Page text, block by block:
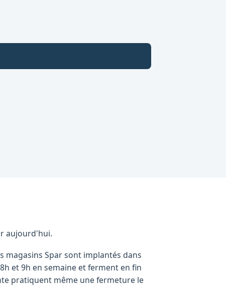
aujourd'hui.
magasins Spar sont implantés dans
et 9h en semaine et ferment en fin
pratiquent même une fermeture le